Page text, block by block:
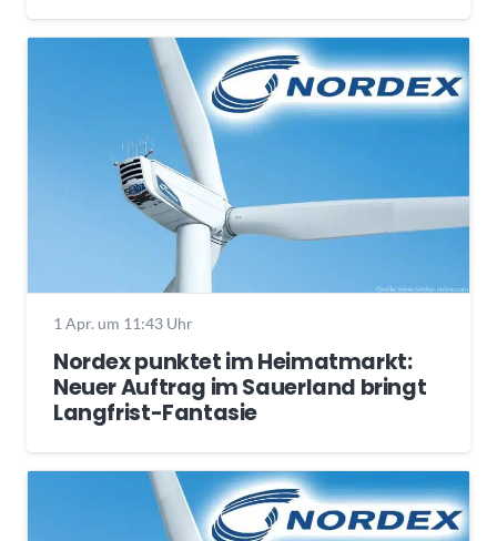
1 Apr. um 11:43 Uhr
Nordex punktet im Heimatmarkt:
Neuer Auftrag im Sauerland bringt
Langfrist-Fantasie